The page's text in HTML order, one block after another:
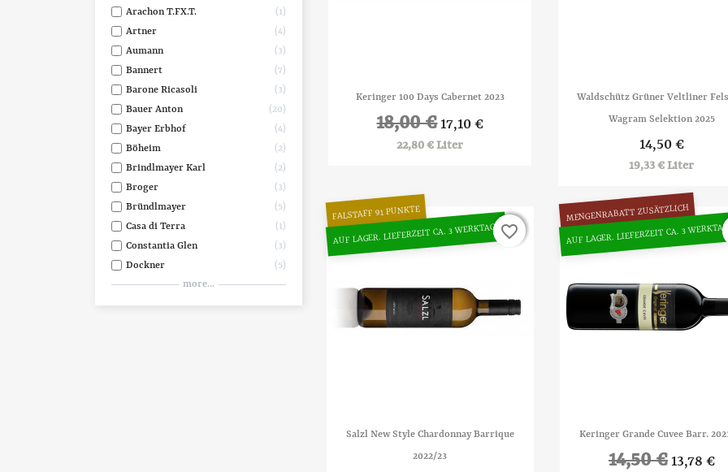
Arachon T.FX.T.
1
Artner
4
Aumann
3
Bannert
7
Barone Ricasoli
3
Bauer Anton
20
Bayer Erbhof
4
Böheim
2
Brindlmayer Karl
2
Broger
3
Bründlmayer
5
Casa di Terra
1
Constantia Glen
3
Dockner
5
more...
 Vorschau
Keringer 100 Days Cabernet 2023
18,00 € 17,10 €
22,80 € Liter
Vorschau
Waldschütz Grüner Veltliner
Wagram Selektion 2025
14,50 €
19,33 € Liter
 Vorschau
Salzl New Style Chardonnay Barrique
2022/23
FALSTAFF 91 PUNKTE
AUF LAGER. LIEFERZEIT CA. 3 WERKTAGE favorite_border
favorite_border
Vorschau
Keringer Grande Cuvee Barr.
14,50 € 13,78 €
MENGENRABATT ZUSÄTZLICH
AUF LAGER. LIEFERZEIT CA. 3